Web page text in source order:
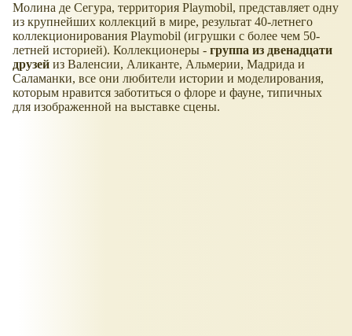
Молина де Сегура, территория Playmobil, представляет одну
из крупнейших коллекций в мире, результат 40-летнего
коллекционирования Playmobil (игрушки с более чем 50-
летней историей). Коллекционеры - группа из двенадцати
друзей из Валенсии, Аликанте, Альмерии, Мадрида и
Саламанки, все они любители истории и моделирования,
которым нравится заботиться о флоре и фауне, типичных
для изображенной на выставке сцены.